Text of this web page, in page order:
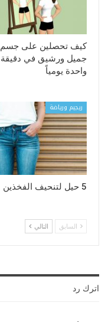
كيف تحصلين على جسم
جميل ورشيق في دقيقة
واحدة يومياً
ريجيم ورياضة
5 حيل لتنحيف الفخذين
السابق التالي
اترك رد